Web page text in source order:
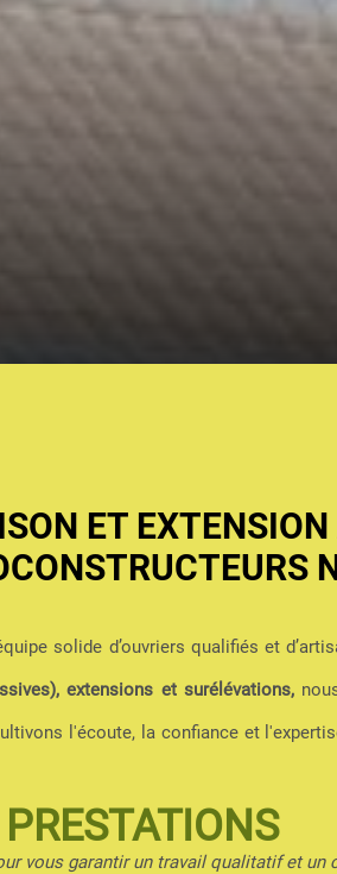
ET
solide d’ouvriers qualifiés et
extensions et surélévations,
l'écoute, la confiance et
vous garantir un travail qualitatif et un